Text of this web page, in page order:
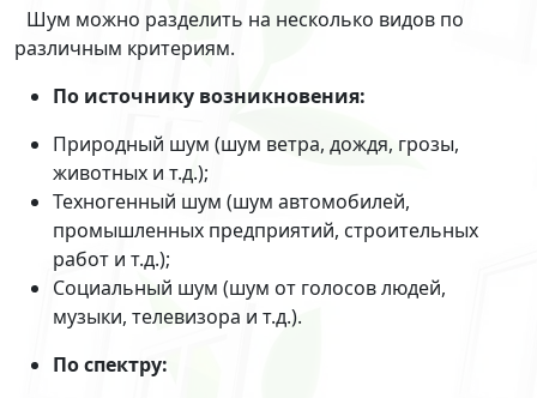
Шум можно разделить на несколько видов по
различным критериям.
По источнику возникновения:
Природный шум (шум ветра, дождя, грозы,
животных и т.д.);
Техногенный шум (шум автомобилей,
промышленных предприятий, строительных
работ и т.д.);
Социальный шум (шум от голосов людей,
музыки, телевизора и т.д.).
По спектру: